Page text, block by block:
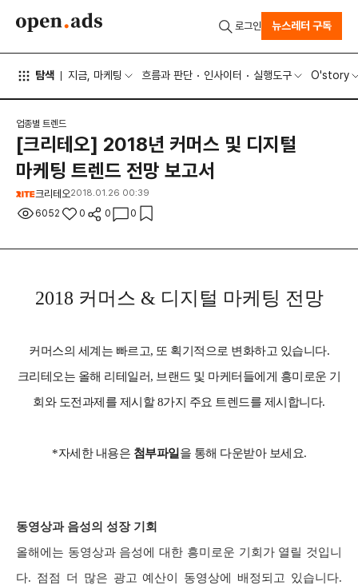
탐색 지금, 마케팅 흐름과 판단 인사이터 실행도구 O'story
로그인 뉴스레터 구독
업종별 트렌드
[크리테오] 2018년 커머스 및 디지털
마케팅 트렌드 전망 보고서
크리테오2018.01.26 00:39
6052 0 0 0
2018 커머스 & 디지털 마케팅 전망
커머스의 세계는 빠르고, 또 획기적으로 변화하고 있습니다.
크리테오는 올해 리테일러, 브랜드 및 마케터들에게 흥미로운 기
회와 도전과제를 제시할 8가지 주요 트렌드를 제시합니다.
*자세한 내용은 첨부파일을 통해 다운받아 보세요.
동영상과 음성의 성장 기회
올해에는 동영상과 음성에 대한 흥미로운 기회가 열릴 것입니
다. 점점 더 많은 광고 예산이 동영상에 배정되고 있습니다.